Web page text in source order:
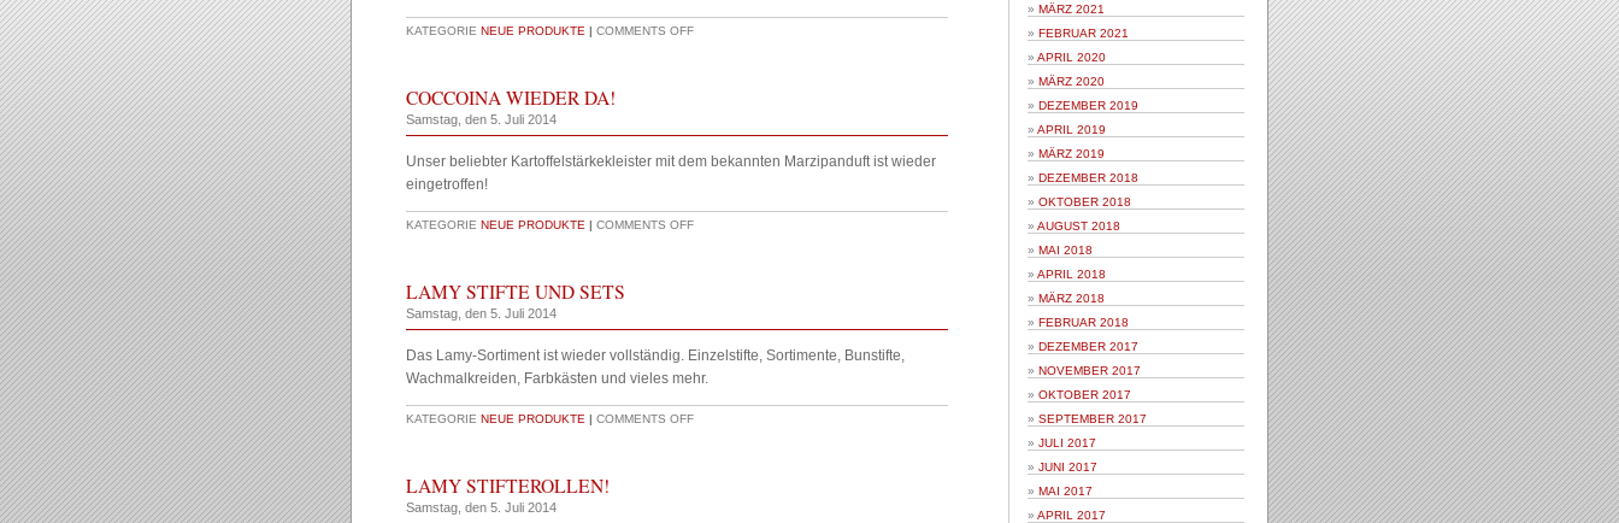
KATEGORIE NEUE PRODUKTE | COMMENTS OFF
COCCOINA WIEDER DA!
Samstag, den 5. Juli 2014
Unser beliebter Kartoffelstärkekleister mit dem bekannten Marzipanduft ist wieder
eingetroffen!
KATEGORIE NEUE PRODUKTE | COMMENTS OFF
LAMY STIFTE UND SETS
Samstag, den 5. Juli 2014
Das Lamy-Sortiment ist wieder vollständig. Einzelstifte, Sortimente, Bunstifte,
Wachmalkreiden, Farbkästen und vieles mehr.
KATEGORIE NEUE PRODUKTE | COMMENTS OFF
LAMY STIFTEROLLEN!
Samstag, den 5. Juli 2014
MÄRZ 2021
FEBRUAR 2021
APRIL 2020
MÄRZ 2020
DEZEMBER 2019
APRIL 2019
MÄRZ 2019
DEZEMBER 2018
OKTOBER 2018
AUGUST 2018
MAI 2018
APRIL 2018
MÄRZ 2018
FEBRUAR 2018
DEZEMBER 2017
NOVEMBER 2017
OKTOBER 2017
SEPTEMBER 2017
JULI 2017
JUNI 2017
MAI 2017
APRIL 2017